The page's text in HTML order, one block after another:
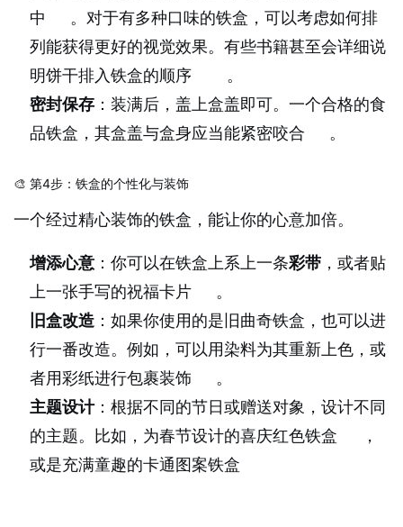
中
。对于有多种口味的铁盒，可以考虑如何排
列能获得更好的视觉效果。有些书籍甚至会详细说
明饼干排入铁盒的顺序
。
密封保存 ：装满后，盖上盒盖即可。一个合格的食
品铁盒，其盒盖与盒身应当能紧密咬合
。
🎨 第4步：铁盒的个性化与装饰
一个经过精心装饰的铁盒，能让你的心意加倍。
增添心意 ：你可以在铁盒上系上一条彩带 ，或者贴
上一张手写的祝福卡片
。
旧盒改造 ：如果你使用的是旧曲奇铁盒，也可以进
行一番改造。例如，可以用染料为其重新上色，或
者用彩纸进行包裹装饰
。
主题设计：根据不同的节日或赠送对象，设计不同
的主题。比如，为春节设计的喜庆红色铁盒
，
或是充满童趣的卡通图案铁盒